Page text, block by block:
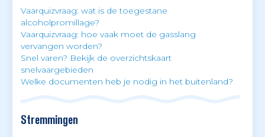
Vaarquizvraag: wat is de toegestane
alcoholpromillage?
Vaarquizvraag: hoe vaak moet de gasslang
vervangen worden?
Snel varen? Bekijk de overzichtskaart
snelvaargebieden
Welke documenten heb je nodig in het buitenland?
Stremmingen